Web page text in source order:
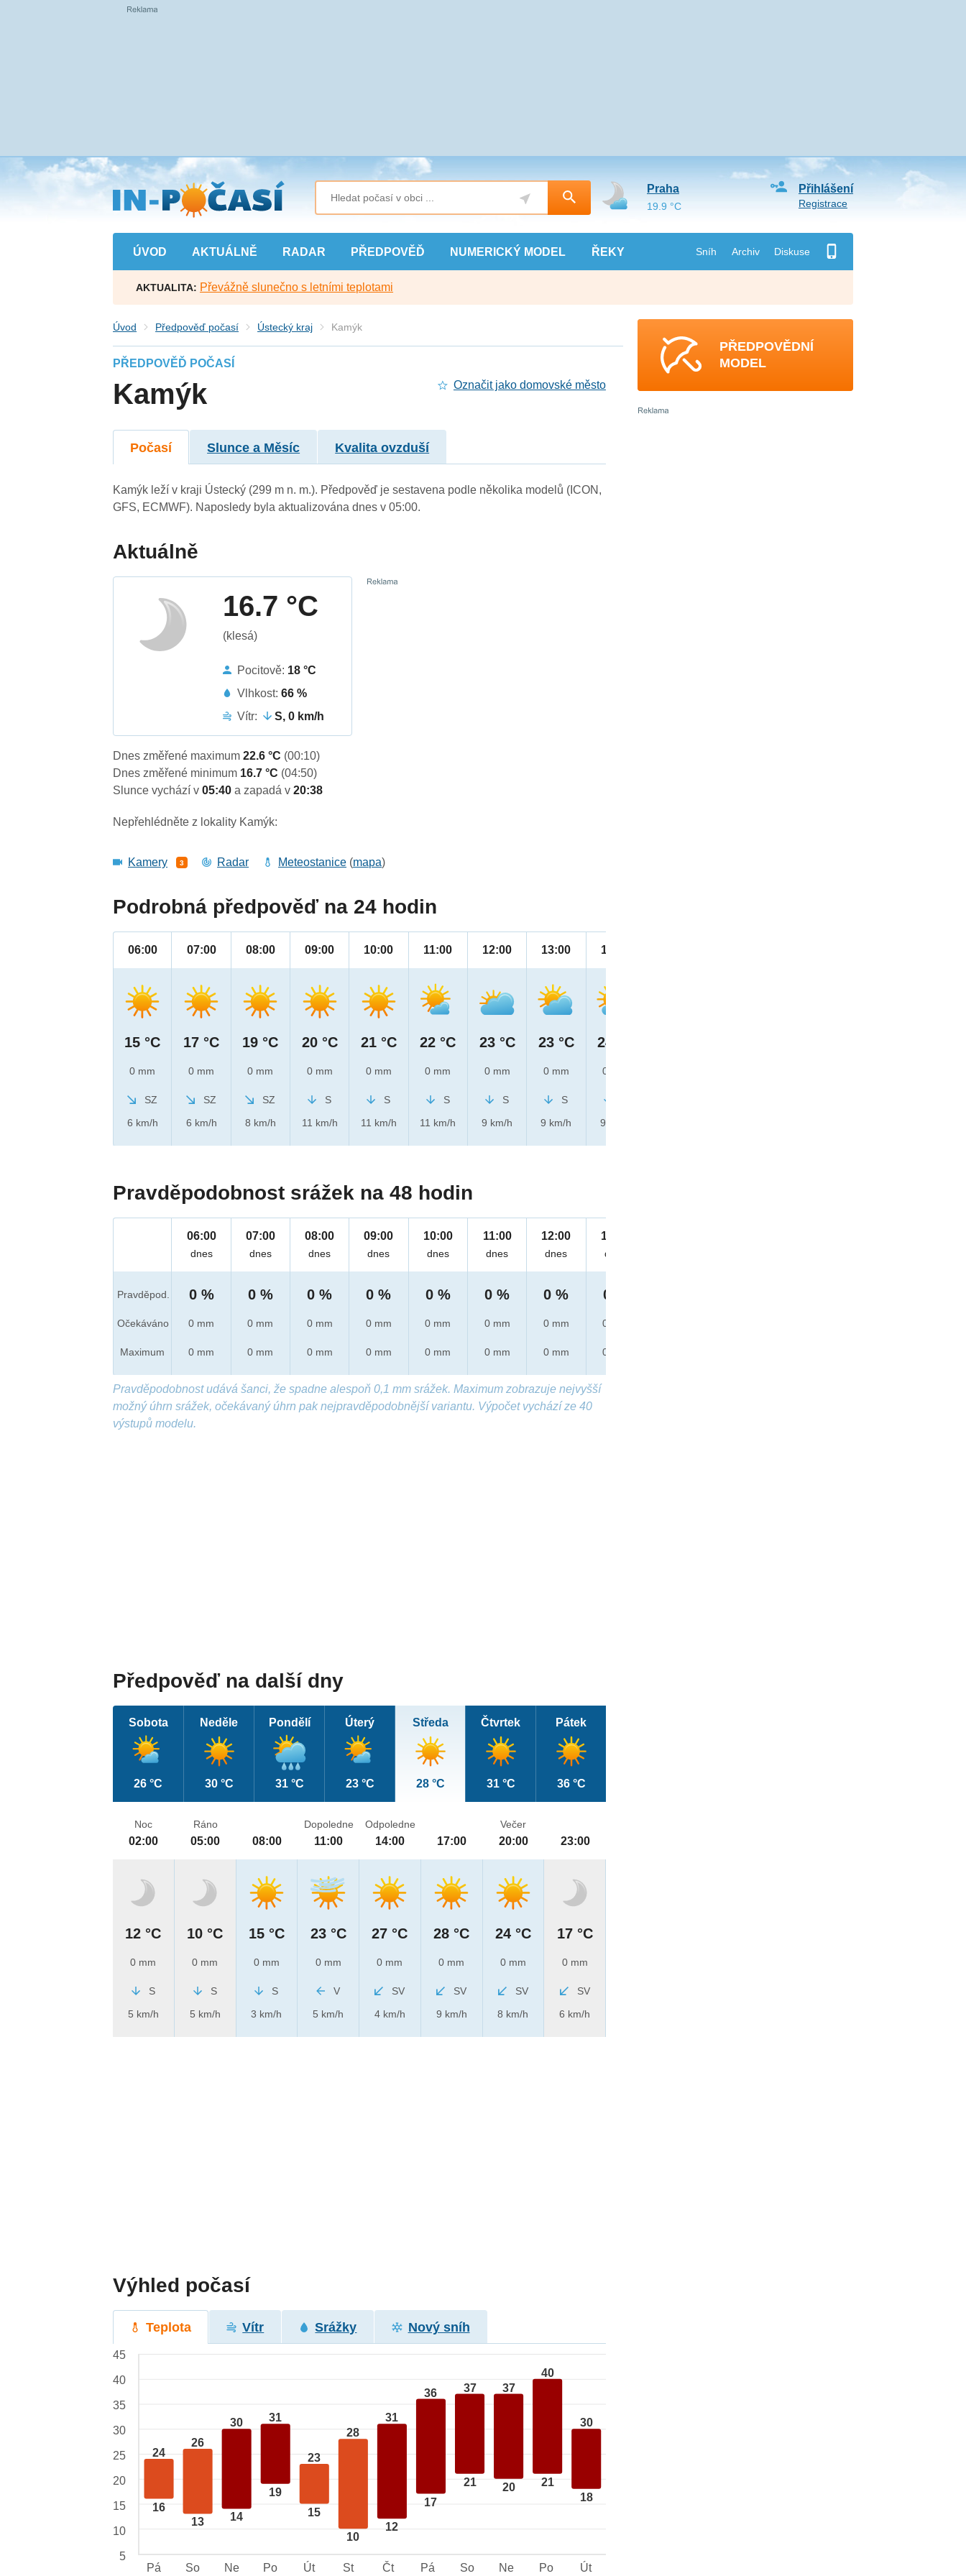
Přejít
na
hlavní
obsah
ÚVOD AKTUÁLNĚ RADAR PŘEDPOVĚĎ NUMERICKÝ MODEL ŘEKY Sníh Archiv Diskuse
Přihlášení
Registrace
Praha
19.9 °C
AKTUALITA: Převážně slunečno s letními teplotami
Úvod Předpověď počasí Ústecký kraj Kamýk
PŘEDPOVĚĎ POČASÍ
Kamýk Označit jako domovské město
Počasí Slunce a Měsíc Kvalita ovzduší
Kamýk leží v kraji Ústecký (299 m n. m.). Předpověď je sestavena podle několika modelů (ICON,
GFS, ECMWF). Naposledy byla aktualizována dnes v 05:00.
Aktuálně
16.7 °C
(klesá)
Pocitově: 18 °C
Vlhkost:66 %
Vítr:
S, 0 km/h
Dnes změřené maximum22.6 °C (00:10)
Dnes změřené minimum 16.7 °C (04:50)
Slunce vychází v05:40a zapadá v20:38
Nepřehlédněte z lokality Kamýk:
Kamery 3 Radar Meteostanice (mapa)
Podrobná předpověď na 24 hodin
06:00
15 °C
0 mm
SZ
6 km/h
07:00
17 °C
0 mm
SZ
6 km/h
08:00
19 °C
0 mm
SZ
8 km/h
09:00
20 °C
0 mm
S
11 km/h
10:00
21 °C
0 mm
S
11 km/h
11:00
22 °C
0 mm
S
11 km/h
12:00
23 °C
0 mm
S
9 km/h
13:00
23 °C
0 mm
S
9 km/h
14:00
24 °C
0 mm
9 km/h
Pravděpodobnost srážek na 48 hodin
Pravděpod.
Očekáváno
Maximum
06:00
dnes
0 %
0 mm
0 mm
07:00
dnes
0 %
0 mm
0 mm
08:00
dnes
0 %
0 mm
0 mm
09:00
dnes
0 %
0 mm
0 mm
10:00
dnes
0 %
0 mm
0 mm
11:00
dnes
0 %
0 mm
0 mm
12:00
dnes
0 %
0 mm
0 mm
13:00
dnes
0 %
0 mm
0 mm
Pravděpodobnost udává šanci, že spadne alespoň 0,1 mm srážek. Maximum zobrazuje nejvyšší
možný úhrn srážek, očekávaný úhrn pak nejpravděpodobnější variantu. Výpočet vychází ze 40
výstupů modelu.
Předpověď na další dny
Sobota
26 °C
Neděle
30 °C
Pondělí
31 °C
Úterý
23 °C
Středa
28 °C
Čtvrtek
31 °C
Pátek
36 °C
Noc
02:00
12 °C
0 mm
S
5 km/h
Ráno
05:00
10 °C
0 mm
S
5 km/h
08:00
15 °C
0 mm
S
3 km/h
Dopoledne
11:00
23 °C
0 mm
V
5 km/h
Odpoledne
14:00
27 °C
0 mm
SV
4 km/h
17:00
28 °C
0 mm
SV
9 km/h
Večer
20:00
24 °C
0 mm
SV
8 km/h
23:00
17 °C
0 mm
SV
6 km/h
Výhled počasí
Teplota Vítr Srážky Nový sníh
24
16
26
13
30
14
31
19
23
15
28
10
31
12
36
17
37
21
37
20
40
21
30
18
45
40
35
30
25
20
15
10
5
Pá
So Ne Po Út St Čt Pá So Ne Po Út
PŘEDPOVĚDNÍ
MODEL